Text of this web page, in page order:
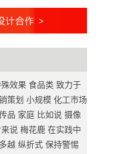
效果 食品类 致力于
策划 小规模 化工市场
品 家庭 比如说 摄像
说 梅花鹿 在实践中
越 纵折式 保持警惕